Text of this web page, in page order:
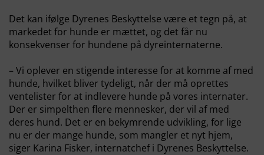
Det kan ifølge Dyrenes Beskyttelse være et tegn på, at
markedet for hunde er mættet, og det får nu
konsekvenser for hundene på dyreinternaterne.
– Vi oplever en stigende interesse for at komme af med
hunde, hvilket bliver tydeligt, når der må oprettes
ventelister for at indlevere hunde på vores internater.
Der er simpelthen flere mennesker, der vil af med
deres hund. Det er en bekymrende udvikling, for lige
nu er der mange hunde, som mangler et nyt hjem,
siger Karina Fisker, internatchef i Dyrenes Beskyttelse.